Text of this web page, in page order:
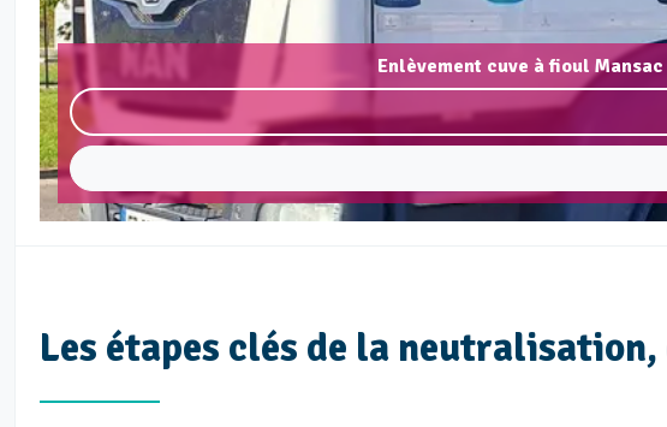
Enlèvement cuve à fioul
Les étapes clés de la neutralisation,